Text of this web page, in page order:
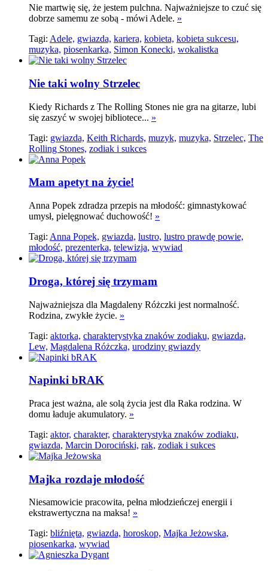
Nie martwię się, że jestem pulchna. Najważniejsze to czuć się
dobrze samemu ze sobą - mówi Adele. »
Tagi: Adele, gwiazda, kariera, kobieta, kobieta sukcesu,
muzyka, piosenkarka, Simon Konecki, wokalistka
Nie taki wolny Strzelec
Kiedy Richards z The Rolling Stones nie gra na gitarze, lubi
się zaszyć w swojej bibliotece... »
Tagi: gwiazda, Keith Richards, muzyk, muzyka, Strzelec, The
Rolling Stones, zodiak i sukces
Mam apetyt na życie!
Anna Popek zdradza przepis na młodość: gimnastykować
umysł, pielęgnować duchowość! »
Tagi: Anna Popek, gwiazda, lustro, lustro prawdę powie,
młodość, prezenterka, telewizja, wywiad
Droga, której się trzymam
Najważniejsza dla Magdaleny Różczki jest normalność.
Rodzina, zwykłe życie. »
Tagi: aktorka, charakterystyka znaków zodiaku, gwiazda,
Lew, Magdalena Różczka, urodziny gwiazdy
Napinki bRAK
Praca jest ważna, ale solą życia jest dla Raka rodzina. W
domu ładuje akumulatory. »
Tagi: aktor, charakter, charakterystyka znaków zodiaku,
gwiazda, Marcin Dorociński, rak, zodiak i sukces
Majka rozdaje młodość
Niesamowicie pracowita, pełna młodzieńczej energii i
ekstrawertyczna na maksa! »
Tagi: bliźnięta, gwiazda, horoskop, Majka Jeżowska,
piosenkarka, wywiad